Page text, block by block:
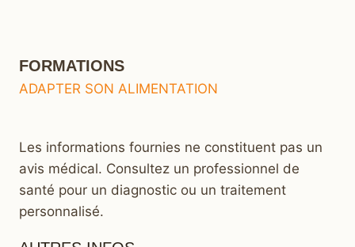
FORMATIONS
ADAPTER SON ALIMENTATION
Les informations fournies ne constituent pas un
avis médical. Consultez un professionnel de
santé pour un diagnostic ou un traitement
personnalisé.